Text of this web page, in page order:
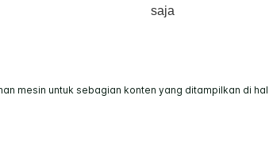
saja
mesin untuk sebagian konten yang ditampilkan di